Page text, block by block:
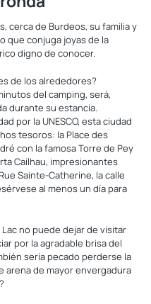
cerca de Burdeos, su familia y
que conjuga joyas de la
digno de conocer.
de los alrededores?
del camping, será,
durante su estancia.
por la UNESCO, esta ciudad
tesoros: la Place des
con la famosa Torre de Pey
Cailhau, impresionantes
Sainte-Catherine, la calle
al menos un día para
Lac no puede dejar de visitar
por la agradable brisa del
sería pecado perderse la
arena de mayor envergadura